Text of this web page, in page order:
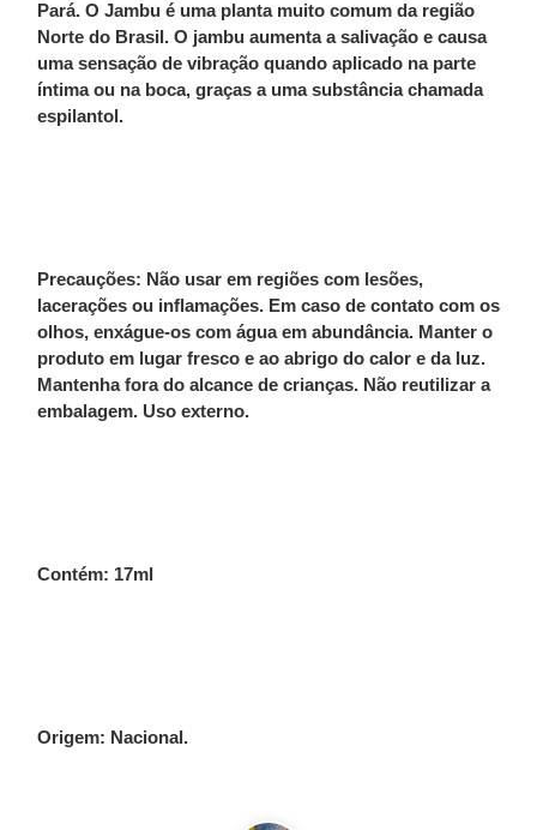
Pará. O Jambu é uma planta muito comum da região
Norte do Brasil. O jambu aumenta a salivação e causa
uma sensação de vibração quando aplicado na parte
íntima ou na boca, graças a uma substância chamada
espilantol.
Precauções: Não usar em regiões com lesões,
lacerações ou inflamações. Em caso de contato com os
olhos, enxágue-os com água em abundância. Manter o
produto em lugar fresco e ao abrigo do calor e da luz.
Mantenha fora do alcance de crianças. Não reutilizar a
embalagem. Uso externo.
Contém: 17ml
Origem: Nacional.